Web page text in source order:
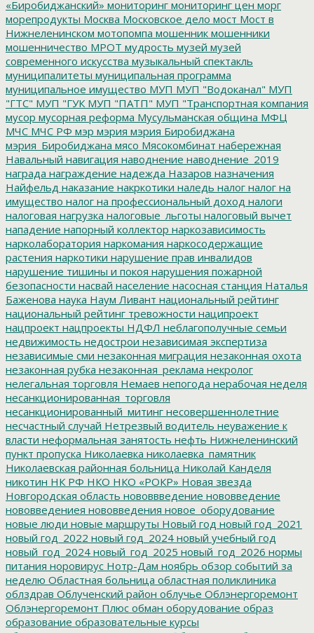
«Биробиджанский» мониторинг мониторинг цен морг
морепродукты Москва Московское дело мост Мост в
Нижнеленинском мотопомпа мошенник мошенники
мошенничество МРОТ мудрость музей музей
современного искусства музыкальный спектакль
муниципалитеты муниципальная программа
муниципальное имущество МУП МУП "Водоканал" МУП
"ГТС" МУП "ГУК МУП "ПАТП" МУП "Транспортная компания
мусор мусорная реформа Мусульманская община МФЦ
МЧС МЧС РФ мэр мэрия мэрия Биробиджана
мэрия_Биробиджана мясо Мясокомбинат набережная
Навальный навигация наводнение наводнение_2019
награда награждение надежда Назаров назначения
Найфельд наказание накркотики наледь налог налог на
имущество налог на профессиональный доход налоги
налоговая нагрузка налоговые_льготы налоговый вычет
нападение напорный коллектор наркозависимость
нарколаборатория наркомания наркосодержащие
растения наркотики нарушение прав инвалидов
нарушение тишины и покоя нарушения пожарной
безопасности насвай население насосная станция Наталья
Баженова наука Наум Ливант национальный рейтинг
национальный рейтинг тревожности наципроект
нацпроект нацпроекты НДФЛ неблагополучные семьи
недвижимость недострои независимая экспертиза
независимые сми незаконная миграция незаконная охота
незаконная рубка незаконная_реклама некролог
нелегальная торговля Немаев непогода нерабочая неделя
несанкционированная_торговля
несанкционированный_митинг несовершеннолетние
несчастный случай Нетрезвый водитель неуважение к
власти неформальная занятость нефть Нижнеленинский
пункт пропуска Николаевка николаевка_памятник
Николаевская районная больница Николай Канделя
никотин НК РФ НКО НКО «РОКР» Новая звезда
Новгородская область нововвведение нововведение
нововведениея нововведения новое_оборудование
новые люди новые маршруты Новый год новый год_2021
новый год_2022 новый год_2024 новый учебный год
новый_год_2024 новый_год_2025 новый_год_2026 нормы
питания норовирус Нотр-Дам ноябрь обзор событий за
неделю Областная больница областная поликлиника
облздрав Облученский район облучье Облэнергоремонт
Облэнергоремонт Плюс обман оборудование образ
образование образовательные курсы